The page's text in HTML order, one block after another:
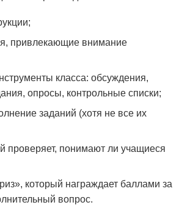
привлекающие внимание
класса: обсуждения,
опросы, контрольные списки;
заданий (хотя не все их
проверяет, понимают ли учащиеся
который награждает баллами за
вопрос.